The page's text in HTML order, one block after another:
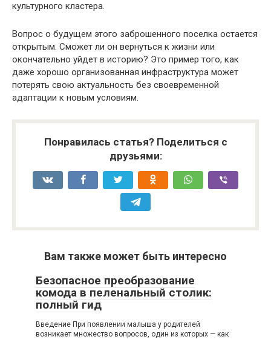
культурного кластера.
Вопрос о будущем этого заброшенного поселка остается
открытым. Сможет ли он вернуться к жизни или
окончательно уйдет в историю? Это пример того, как
даже хорошо организованная инфраструктура может
потерять свою актуальность без своевременной
адаптации к новым условиям.
Понравилась статья? Поделиться с
друзьями:
Вам также может быть интересно
Безопасное преобразование
комода в пеленальный столик:
полный гид
Введение При появлении малыша у родителей
возникает множество вопросов, один из которых — как